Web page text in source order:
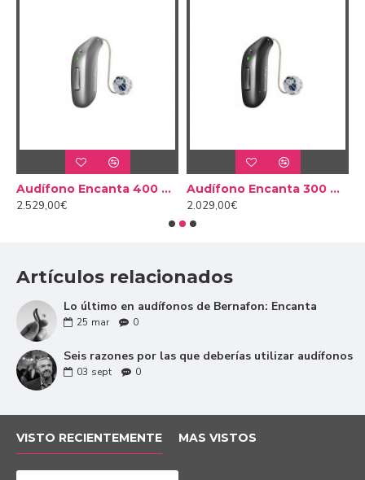
Ruidos diferentes,
soluciones diferentes
Los ambientes ruidosos suelen dificultar
incómodos para el usuario. Los audífonos Encanta de
Bernafon han llegado para acabar con este problema.
El mundo es un lugar vivo y cambiante y, como tal, los
ruidos que podemos encontrar también son de
diferente naturaleza. Ruidos ambientales de fondo,
sonidos suaves pero contínuos, golpes súbitos de
sopetón... Los Encanta son capaces de reconocer
todas estas diferencias y actuar de manera distinta
se generan por contacto directo con tus audífonos
Audífono Encanta 400 miniRITE
2.529,00€
Audífono Encanta 300 miniRITE
2.029,00€
Artículos relacionados
Lo último en audífonos de Bernafon: Encanta
25 mar 0
Seis razones por las que deberías utilizar audífonos
03 sept 0
VISTO RECIENTEMENTE MAS VISTOS